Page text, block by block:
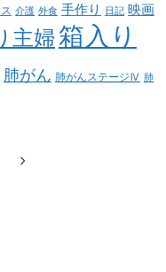
介護 外食 手作り 日記 映画
主婦箱入り
肺がん 肺がんステージⅣ 肺